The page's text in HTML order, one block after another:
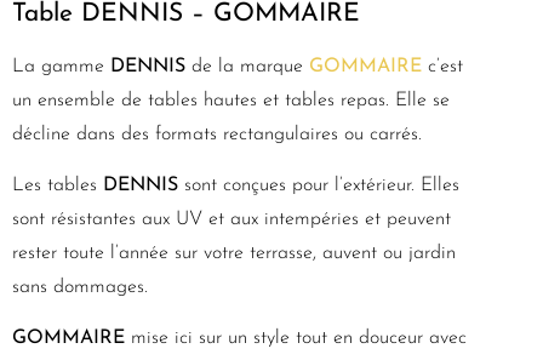
Table DENNIS – GOMMAIRE
La gamme DENNIS de la marque GOMMAIRE c’est
un ensemble de tables hautes et tables repas. Elle se
décline dans des formats rectangulaires ou carrés.
Les tables DENNIS sont conçues pour l’extérieur. Elles
sont résistantes aux UV et aux intempéries et peuvent
rester toute l’année sur votre terrasse, auvent ou jardin
sans dommages.
GOMMAIRE mise ici sur un style tout en douceur avec